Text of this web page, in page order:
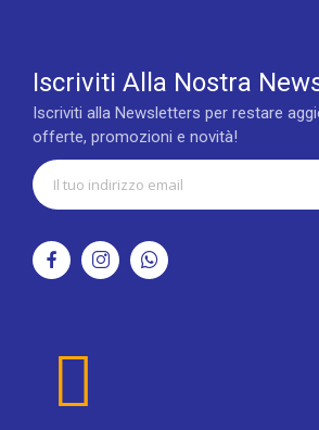
Iscriviti Alla Nostra
Iscriviti alla Newsletters per restare
offerte, promozioni e novità!